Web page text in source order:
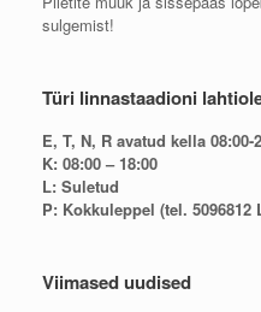
sulgemist!
Türi linnastaadioni
E, T, N, R avatud kella 08:00-
K: 08:00 – 18:00
L: Suletud
P: Kokkuleppel (tel. 5096812
Viimased uudised